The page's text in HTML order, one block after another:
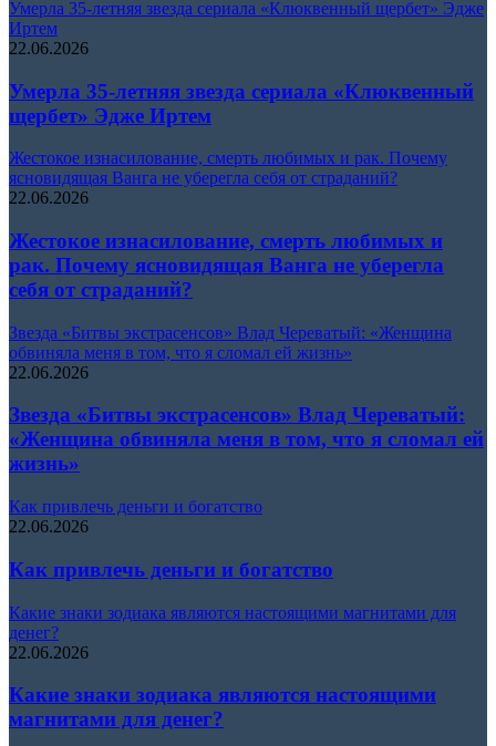
Умерла 35-летняя звезда сериала «Клюквенный щербет» Эдже
Иртем
22.06.2026
Умерла 35-летняя звезда сериала «Клюквенный
щербет» Эдже Иртем
Жестокое изнасилование, смерть любимых и рак. Почему
ясновидящая Ванга не уберегла себя от страданий?
22.06.2026
Жестокое изнасилование, смерть любимых и
рак. Почему ясновидящая Ванга не уберегла
себя от страданий?
Звезда «Битвы экстрасенсов» Влад Череватый: «Женщина
обвиняла меня в том, что я сломал ей жизнь»
22.06.2026
Звезда «Битвы экстрасенсов» Влад Череватый:
«Женщина обвиняла меня в том, что я сломал ей
жизнь»
Как привлечь деньги и богатство
22.06.2026
Как привлечь деньги и богатство
Какие знаки зодиака являются настоящими магнитами для
денег?
22.06.2026
Какие знаки зодиака являются настоящими
магнитами для денег?